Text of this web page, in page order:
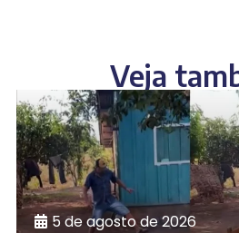
Veja
5 de agosto de 2026